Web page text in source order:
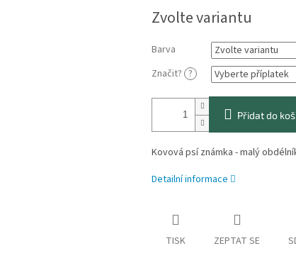
cena:
Zvolte variantu
Barva
Značit? ?
Přidat do
Kovová psí známka - malý
Detailní informace
TISK ZEPTAT SE